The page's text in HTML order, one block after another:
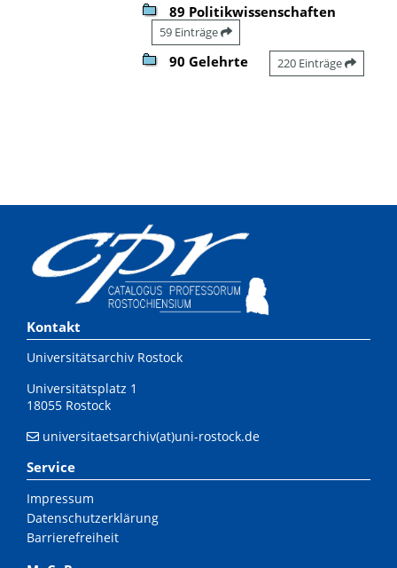
89 Politikwissenschaften
59 Einträge
90 Gelehrte 220 Einträge
Kontakt
Universitätsarchiv Rostock
Universitätsplatz 1
18055 Rostock
universitaetsarchiv(at)uni-rostock.de
Service
Impressum
Datenschutzerklärung
Barrierefreiheit